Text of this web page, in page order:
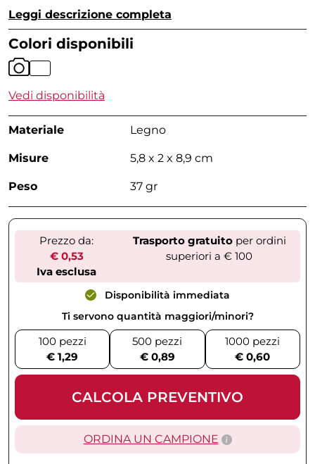
Leggi descrizione completa
Colori disponibili
Vedi disponibilità
Materiale Legno
Misure 5,8 x 2 x 8,9 cm
Peso 37 gr
Prezzo da:
€ 0,53
Iva esclusa
Trasporto gratuitoper ordini
superiori a € 100
Disponibilità immediata
Ti servono quantità maggiori/minori?
100 pezzi
€ 1,29
500 pezzi
€ 0,89
1000 pezzi
€ 0,60
CALCOLA PREVENTIVO
ORDINA UN CAMPIONE